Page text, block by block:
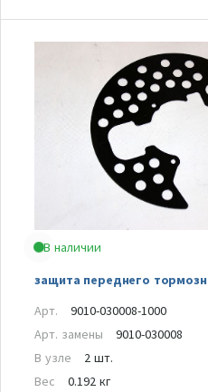
В наличии
защита переднего
Арт.
9010-030008-1000
Арт. замены
9010-030008
В узле
2 шт.
Вес
0.192 кг